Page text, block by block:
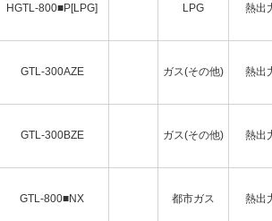
HGTL-800■P[LPG] LPG 熱出
GTL-300AZE ガス(その他) 熱出
GTL-300BZE ガス(その他) 熱出
GTL-800■NX 都市ガス 熱出